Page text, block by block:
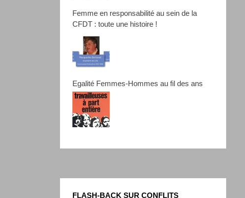
Femme en responsabilité au sein de la
CFDT : toute une histoire !
Egalité Femmes-Hommes au fil des ans
FLASH-BACK SUR CONFLITS